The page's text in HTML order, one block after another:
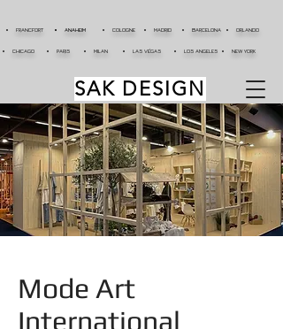
LOS ANGELES NEW YORK
BARCELONA
MILAN LAS VÉGAS
SAK DESIGN
ANAHEIM ORLANDO
CHICAGO
MADRID
FRANCFORT COLOGNE
PARIS
Mode Art
International